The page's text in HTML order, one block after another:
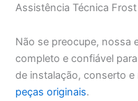
Assistência Técnica Frost
Não se preocupe, nossa
completo e confiável
de instalação, conserto
peças originais.